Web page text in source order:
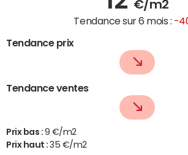
€/m2
Tendance sur 6 mois : -
Tendance prix
Tendance ventes
Prix bas : 9 €/m2
Prix haut :35 €/m2